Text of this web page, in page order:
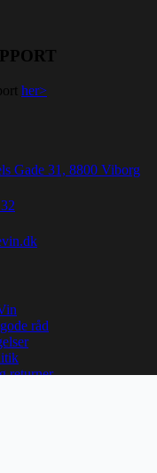
her>
Gade 31, 8800 Viborg
råd
returner